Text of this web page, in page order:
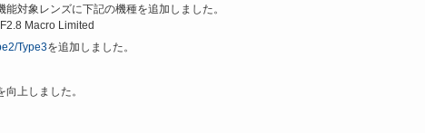
能対象レンズに下記の機種を追加しました。
Macro Limited
Type3を追加しました。
上しました。